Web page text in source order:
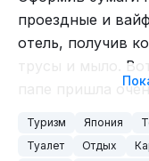
И уже никто не
А что значит
Может кто
Неуместная
углу и цена в них
количества
простая вода в
дешёвая – 50
очень
больше всего
проездные и
отель, получив
трусы и мыло.
папе пришла
Туризм Япония
Туалет
Отдых